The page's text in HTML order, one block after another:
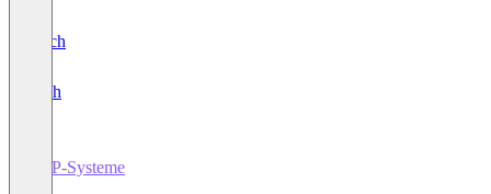
Deutsch
English
ERP-Systeme